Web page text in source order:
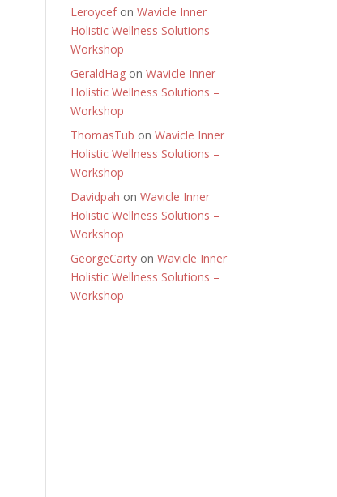
LeroycefonWavicle Inner
Holistic Wellness Solutions –
Workshop
GeraldHag onWavicle Inner
Holistic Wellness Solutions –
Workshop
ThomasTub onWavicle Inner
Holistic Wellness Solutions –
Workshop
Davidpah onWavicle Inner
Holistic Wellness Solutions –
Workshop
GeorgeCarty onWavicle Inner
Holistic Wellness Solutions –
Workshop